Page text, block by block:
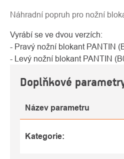
Náhradní popruh pro nožní
Vyrábí se ve dvou verzích:
- Pravý nožní blokant PANTIN
- Levý nožní blokant PANTIN
Doplňkové
Název parametru
Kategorie: